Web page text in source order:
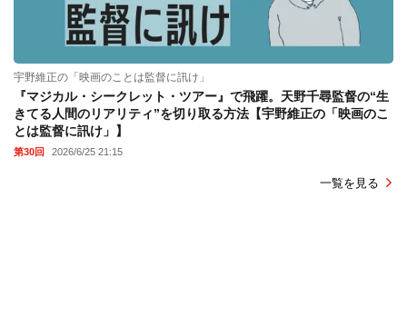
宇野維正の「映画のことは監督に訊け」
『マジカル・シークレット・ツアー』で飛躍。天野千尋監督の“生
きてる人間のリアリティ”を切り取る方法【宇野維正の「映画のこ
とは監督に訊け」】
第30回 2026/6/25 21:15
一覧を見る